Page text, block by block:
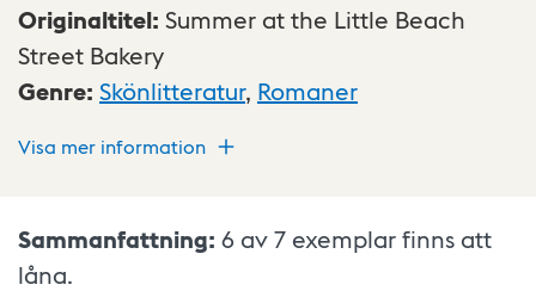
Originaltitel: Summer at the Little Beach
Street Bakery
Genre: Skönlitteratur, Romaner
Visa mer information
Sammanfattning: 6 av 7 exemplar finns att
låna.